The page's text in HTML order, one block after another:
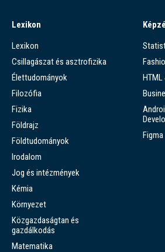
Lexikon
Lexikon
Csillagászat és asztrofizika
Élettudományok
Filozófia
Fizika
Földrajz
Földtudományok
Irodalom
Jog és intézmények
Kémia
Környezet
Közgazdaságtan és
gazdálkodás
Matematika
Figma